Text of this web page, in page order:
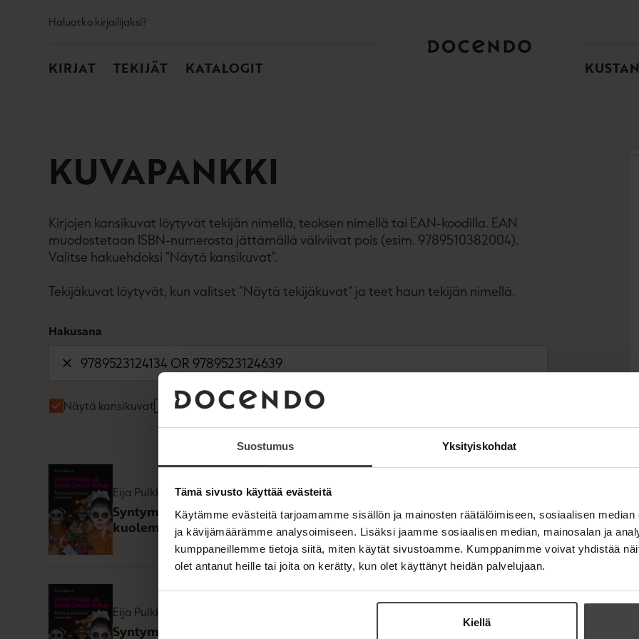
Suostumus Yksityiskohdat
Tämä sivusto käyttää evästeitä
Käytämme evästeitä tarjoamamme sisällön ja mainosten räätälöimiseen, sosiaalisen
ja kävijämäärämme analysoimiseen. Lisäksi jaamme sosiaalisen median, mainosalan ja
kumppaneillemme tietoja siitä, miten käytät sivustoamme. Kumppanimme voivat yhdistää
olet antanut heille tai joita on kerätty, kun olet käyttänyt heidän palvelujaan.
Kiellä
sisältöönTOISSIJAINEN
Haluatko kirjailijaksi?
PÄÄVALIKKO
KIRJAT TEKIJÄT KATALOGIT
KUVAPANKKI
Kirjojen kansikuvat löytyvät tekijän nimellä, teoksen nimellä tai EAN-koodilla. EAN
muodostetaan ISBN-numerosta jättämällä väliviivat pois (esim. 9789510382004).
Valitse hakuehdoksi ”Näytä kansikuvat”.
Tekijäkuvat löytyvät, kun valitset ”Näytä tekijäkuvat” ja teet haun tekijän nimellä.
Hakusana
Näytä kansikuvat Näytä tekijäkuvat
Eija Pulkkinen
Syntymän ja
kuoleman kirja
E-kirja (epub2)
ISBN
235x 332 px
O
p
e
n
s
n
n
e
w
Lataa
Eija Pulkkinen
Syntymän ja